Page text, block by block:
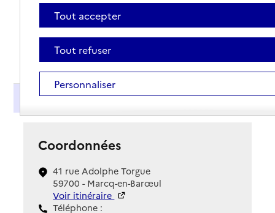
Présentation
Coordonnées
41 rue Adolphe Torgue
59700 - Marcq-en-Barœul
Voir itinéraire
Téléphone :
Tout accepter
Tout refuser
Personnaliser